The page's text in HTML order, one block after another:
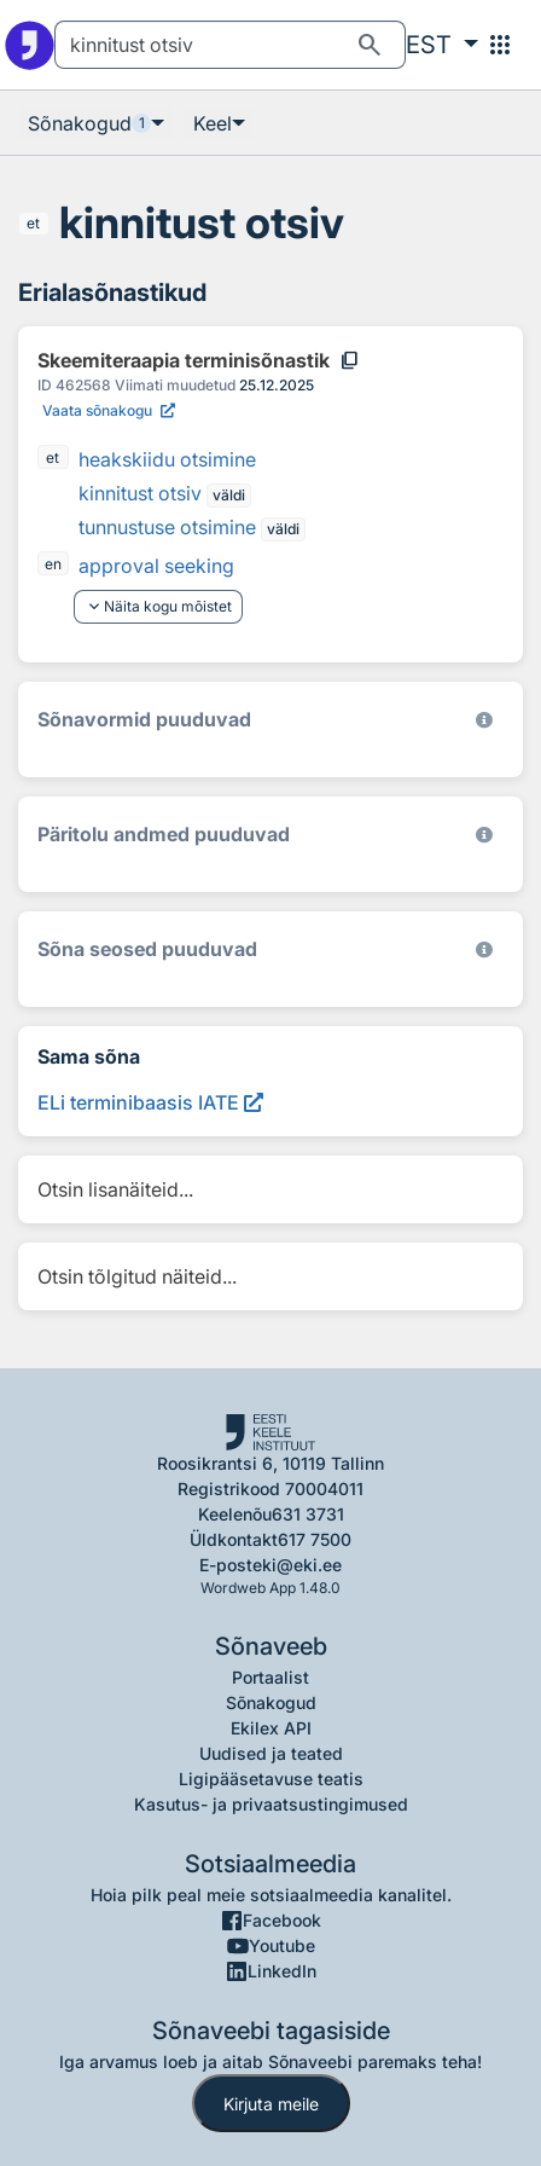
search EST apps
Sõnakogud 1 Keel
et kinnitust otsiv
Erialasõnastikud
Skeemiteraapia terminisõnastik content_copy
ID 462568 Viimati muudetud 25.12.2025
Vaata sõnakogu
et
heakskiidu otsimine
kinnitust otsiv väldi
tunnustuse otsimine väldi
en
approval seeking
keyboard_arrow_down Näita kogu mõistet
Sõnavormid puuduvad
Päritolu andmed puuduvad
Sõna seosed puuduvad
Sama sõna
ELi terminibaasis IATE
Otsin lisanäiteid...
Otsin tõlgitud näiteid...
Roosikrantsi 6, 10119 Tallinn
Registrikood 70004011
Keelenõu631 3731
Üldkontakt617 7500
E-posteki@eki.ee
Wordweb App 1.48.0
Sõnaveeb
Portaalist
Sõnakogud
Ekilex API
Uudised ja teated
Ligipääsetavuse teatis
Kasutus- ja privaatsustingimused
Sotsiaalmeedia
Hoia pilk peal meie sotsiaalmeedia kanalitel.
Facebook
Youtube
LinkedIn
Sõnaveebi tagasiside
Iga arvamus loeb ja aitab Sõnaveebi paremaks teha!
Kirjuta meile